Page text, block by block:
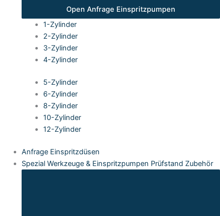
Open Anfrage Einspritzpumpen
1-Zylinder
2-Zylinder
3-Zylinder
4-Zylinder
5-Zylinder
6-Zylinder
8-Zylinder
10-Zylinder
12-Zylinder
Anfrage Einspritzdüsen
Spezial Werkzeuge & Einspritzpumpen Prüfstand Zubehör